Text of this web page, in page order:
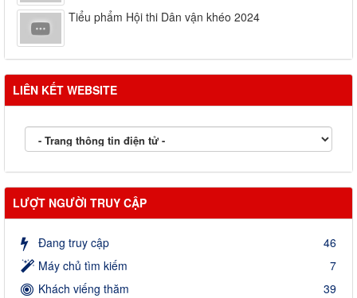
Tiểu phẩm Hội thi Dân vận khéo 2024
LIÊN KẾT WEBSITE
LƯỢT NGƯỜI TRUY CẬP
Đang truy cập
46
Máy chủ tìm kiếm
7
Khách viếng thăm
39